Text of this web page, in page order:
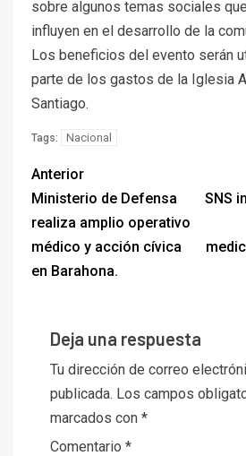
sobre algunos temas sociales
influyen en el desarrollo de la
Los beneficios del evento serán
parte de los gastos de la Iglesia
Santiago.
Tags: Nacional
Anterior
Ministerio de Defensa
realiza amplio operativo
médico y acción cívica
en Barahona.
SNS
Deja una respuesta
Tu dirección de correo
publicada. Los campos
marcados con *
Comentario *